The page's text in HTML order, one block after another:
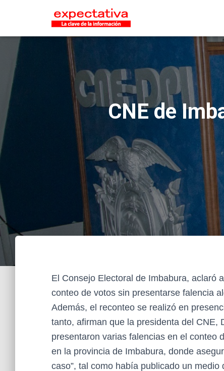
CNE de
El Consejo Electoral de Imbabura, aclaró
conteo de votos sin presentarse falencia
Además, el reconteo se realizó en
tanto, afirman que la presidenta del CNE,
presentaron varias falencias en el conteo
en la provincia de Imbabura, donde
caso”, tal como había publicado un